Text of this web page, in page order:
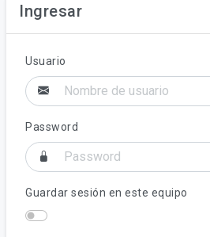
Ingresar
Usuario
Password
Guardar sesión en este equipo